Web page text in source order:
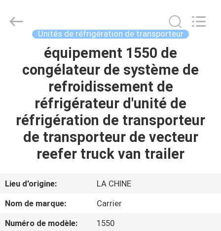
MAISON
PRODUITS
DE
NOUS
MOTORS
INDUSTRY
Unités de réfrigération de transporteur
équipement 1550 de
congélateur de système de
refroidissement de
réfrigérateur d'unité de
réfrigération de transporteur
de transporteur de vecteur
reefer truck van trailer
Lieu d'origine:
LA CHINE
Nom de marque:
Carrier
Numéro de modèle:
1550